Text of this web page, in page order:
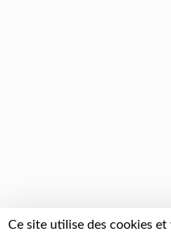
Ce site utilise des cookies